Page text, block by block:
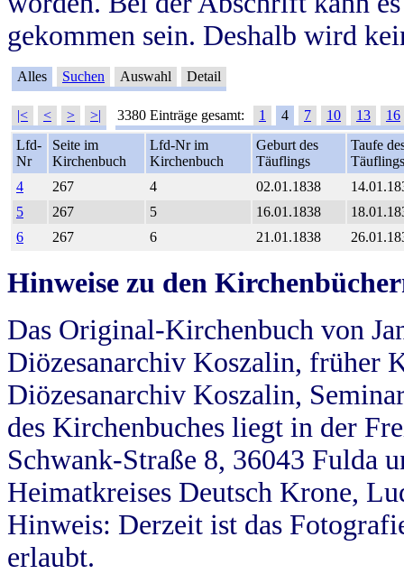
gekommen sein. Deshalb wird
Alles Suchen Auswahl Detail
|< < > >| 3380 Einträge gesamt: 1 4 7 10 13
16
Lfd-
Nr
Seite im
Kirchenbuch
Lfd-Nr im
Kirchenbuch
Geburt des
Täuflings
Taufe
Täuflings
4
267 4 02.01.1838
5
267 5 16.01.1838
6
267 6 21.01.1838
Hinweise zu den
Das Original-Kirchenbuch von
Diözesanarchiv Koszalin, früher
Diözesanarchiv Koszalin,
des Kirchenbuches liegt in der
Schwank-Straße 8, 36043 Fulda
Heimatkreises Deutsch Krone,
Hinweis: Derzeit ist das
erlaubt.